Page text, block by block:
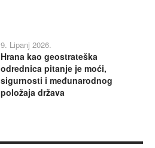
9. Lipanj 2026.
Hrana kao geostrateška
odrednica pitanje je moći,
sigurnosti i međunarodnog
položaja država